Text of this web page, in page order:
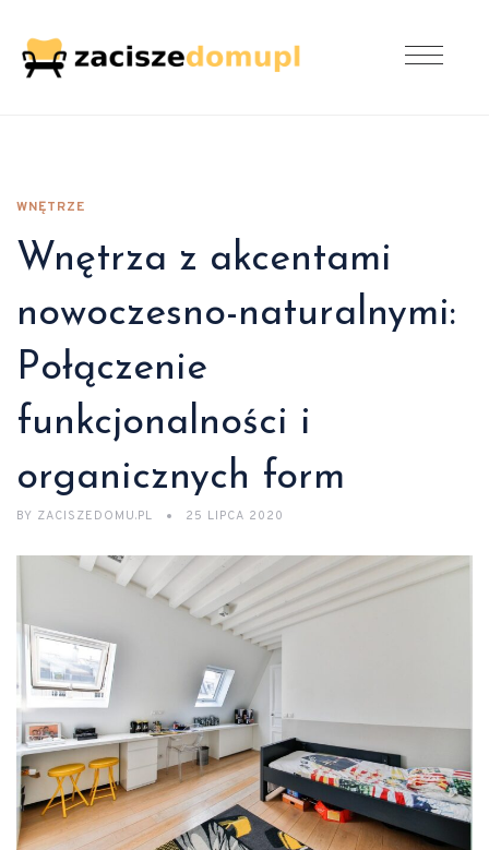
WNĘTRZE
Wnętrza z akcentami
nowoczesno-naturalnymi:
Połączenie
funkcjonalności i
organicznych form
BY ZACISZEDOMU.PL 25 LIPCA 2020